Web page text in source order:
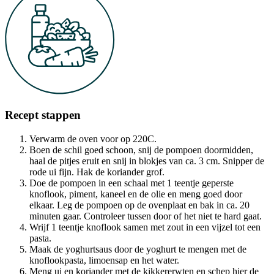
Recept stappen
Verwarm de oven voor op 220C.
Boen de schil goed schoon, snij de pompoen doormidden,
haal de pitjes eruit en snij in blokjes van ca. 3 cm. Snipper de
rode ui fijn. Hak de koriander grof.
Doe de pompoen in een schaal met 1 teentje geperste
knoflook, piment, kaneel en de olie en meng goed door
elkaar. Leg de pompoen op de ovenplaat en bak in ca. 20
minuten gaar. Controleer tussen door of het niet te hard gaat.
Wrijf 1 teentje knoflook samen met zout in een vijzel tot een
pasta.
Maak de yoghurtsaus door de yoghurt te mengen met de
knoflookpasta, limoensap en het water.
Meng ui en koriander met de kikkererwten en schep hier de